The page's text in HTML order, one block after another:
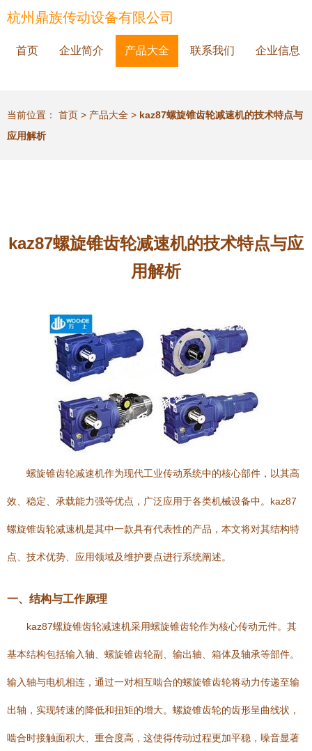
杭州鼎族传动设备有限公司
首页 企业简介 产品大全 联系我们 企业信息
当前位置： 首页 > 产品大全 > kaz87螺旋锥齿轮减速机的技术特点与
应用解析
kaz87螺旋锥齿轮减速机的技术特点与应
用解析
螺旋锥齿轮减速机作为现代工业传动系统中的核心部件，以其高
效、稳定、承载能力强等优点，广泛应用于各类机械设备中。kaz87
螺旋锥齿轮减速机是其中一款具有代表性的产品，本文将对其结构特
点、技术优势、应用领域及维护要点进行系统阐述。
一、结构与工作原理
kaz87螺旋锥齿轮减速机采用螺旋锥齿轮作为核心传动元件。其
基本结构包括输入轴、螺旋锥齿轮副、输出轴、箱体及轴承等部件。
输入轴与电机相连，通过一对相互啮合的螺旋锥齿轮将动力传递至输
出轴，实现转速的降低和扭矩的增大。螺旋锥齿轮的齿形呈曲线状，
啮合时接触面积大、重合度高，这使得传动过程更加平稳，噪音显著